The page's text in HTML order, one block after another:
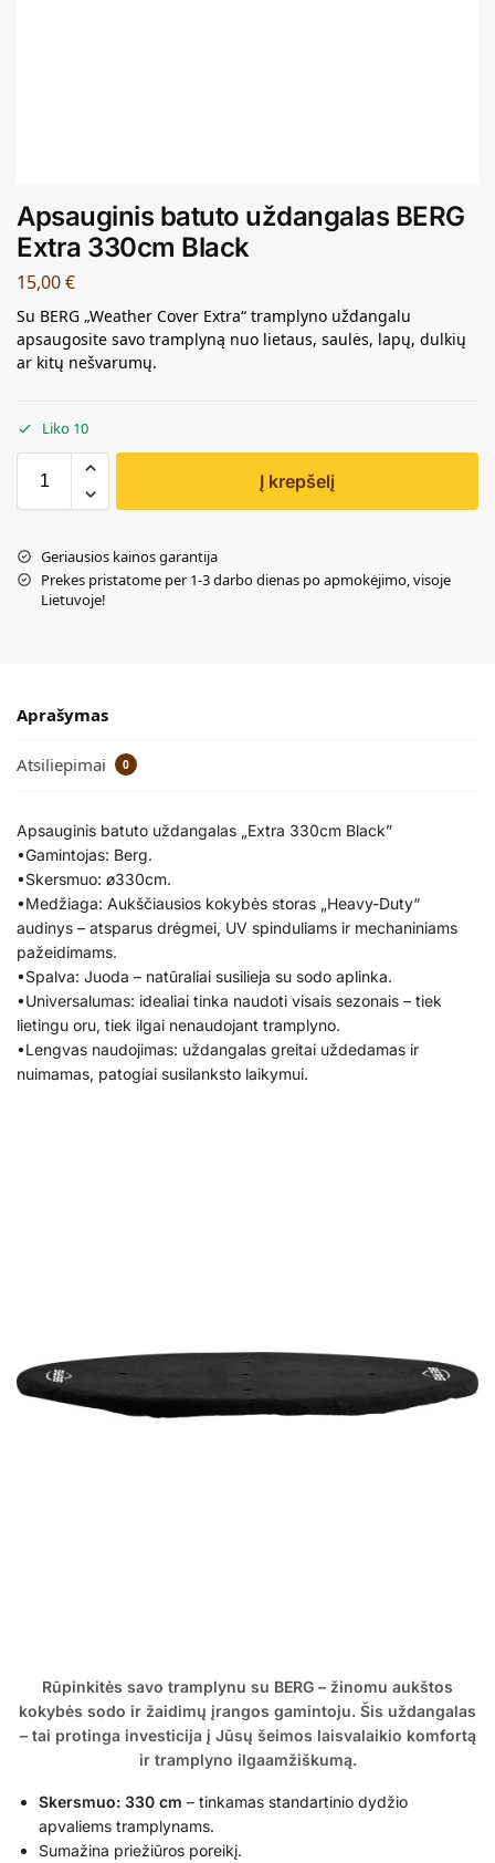
Apsauginis batuto uždangalas BERG
Extra 330cm Black
15,00€
Su BERG „Weather Cover Extra“ tramplyno uždangalu
apsaugosite savo tramplyną nuo lietaus, saulės, lapų, dulkių
ar kitų nešvarumų.
Liko 10
Į krepšelį
Geriausios kainos garantija
Prekes pristatome per 1-3 darbo dienas po apmokėjimo, visoje
Lietuvoje!
Aprašymas
Atsiliepimai 0
Apsauginis batuto uždangalas „Extra 330cm Black”
•Gamintojas: Berg.
•Skersmuo: ø330cm.
•Medžiaga: Aukščiausios kokybės storas „Heavy-Duty“
audinys – atsparus drėgmei, UV spinduliams ir mechaniniams
pažeidimams.
•Spalva: Juoda – natūraliai susilieja su sodo aplinka.
•Universalumas: idealiai tinka naudoti visais sezonais – tiek
lietingu oru, tiek ilgai nenaudojant tramplyno.
•Lengvas naudojimas: uždangalas greitai uždedamas ir
nuimamas, patogiai susilanksto laikymui.
Rūpinkitės savo tramplynu su BERG – žinomu aukštos
kokybės sodo ir žaidimų įrangos gamintoju. Šis uždangalas
– tai protinga investicija į Jūsų šeimos laisvalaikio komfortą
ir tramplyno ilgaamžiškumą.
Skersmuo: 330 cm – tinkamas standartinio dydžio
apvaliems tramplynams.
Sumažina priežiūros poreikį.